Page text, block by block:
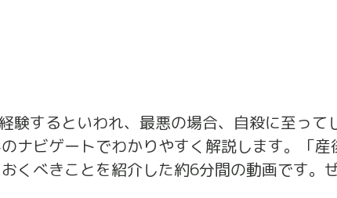
験するといわれ、最悪の場合、自殺に至って
ナビゲートでわかりやすく解説します。「産
くべきことを紹介した約6分間の動画です。